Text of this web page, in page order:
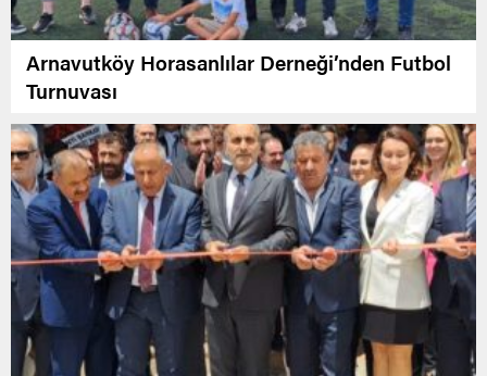
Arnavutköy Horasanlılar Derneği’nden Futbol
Turnuvası